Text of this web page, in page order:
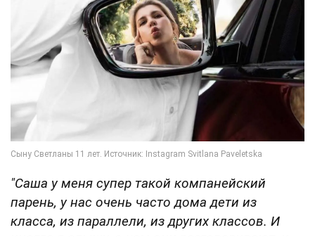
"Саша у меня супер такой компанейский
парень, у нас очень часто дома дети из
класса, из параллели, из других классов. И